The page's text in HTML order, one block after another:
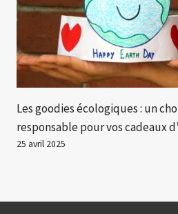
Les goodies écologiques : un
responsable pour vos cadeaux
25 avril 2025